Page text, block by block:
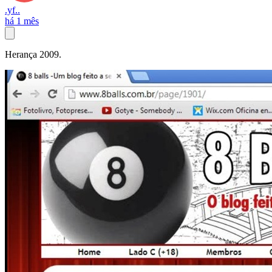
.yf..
há 1 mês
Herança 2009.